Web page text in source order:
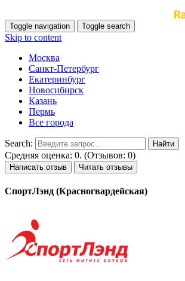
Toggle navigation Toggle search
Skip to content
Москва
Санкт-Петербург
Екатеринбург
Новосибирск
Казань
Пермь
Все города
Search:
Средняя оценка: 0. (Отзывов: 0)
Написать отзыв Читать отзывы
СпортЛэнд (Красногвардейская)